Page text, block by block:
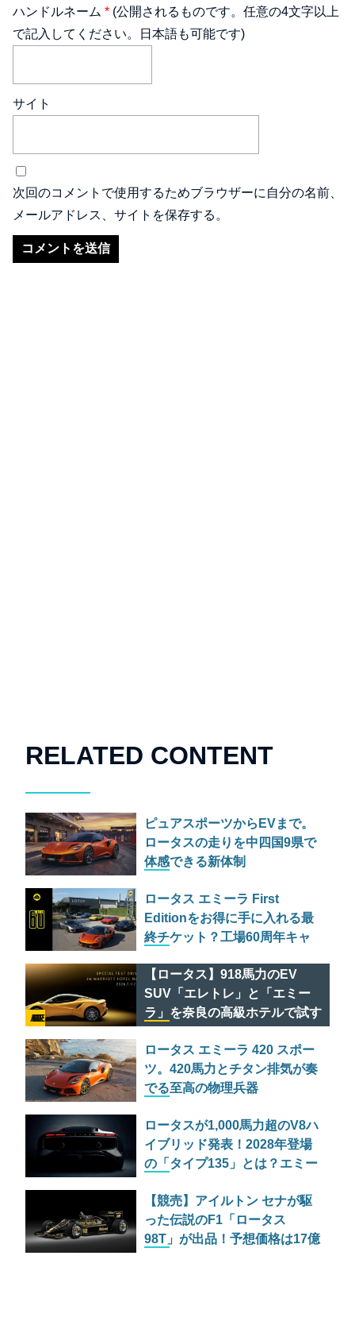
ハンドルネーム * (公開されるものです。任意の4文字以上
で記入してください。日本語も可能です)
サイト
次回のコメントで使用するためブラウザーに自分の名前、
メールアドレス、サイトを保存する。
RELATED CONTENT
ピュアスポーツからEVまで。
ロータスの走りを中四国9県で
体感できる新体制
EXPERIENCE」とは
ロータス エミーラ First
Editionをお得に手に入れる最
終チケット？工場60周年キャ
貌
【ロータス】918馬力のEV
SUV「エレトレ」と「エミー
ラ」を奈良の高級ホテルで試す
AD FEATURE
ロータス エミーラ 420 スポー
ツ。420馬力とチタン排気が奏
でる至高の物理兵器
ロータスが1,000馬力超のV8ハ
イブリッド発表！2028年登場
の「タイプ135」とは？エミー
【競売】アイルトン セナが駆
った伝説のF1「ロータス
98T」が出品！予想価格は17億